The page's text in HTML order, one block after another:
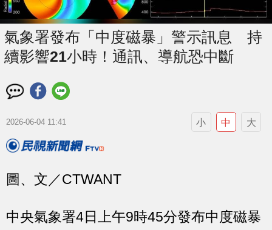
氣象署發布「中度磁暴」警示訊息 持
續影響21小時！通訊、導航恐中斷
2026-06-04 11:41 小 中 大
圖、文／CTWANT
中央氣象署4日上午9時45分發布中度磁暴